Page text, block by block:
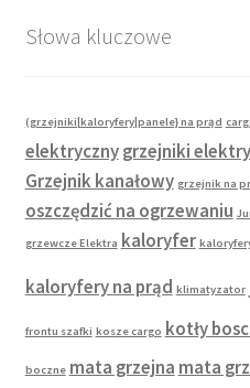
Słowa kluczowe
(grzejniki|kaloryfery|panele} na prąd
elektryczny grzejniki
Grzejnik kanałowy grzejnik na
oszczędzić na ogrzewaniu
grzewcze Elektra kaloryfer
kaloryfery na prąd klimatyzator
frontu szafki kosze cargo kotły
boczne mata grzejna mata